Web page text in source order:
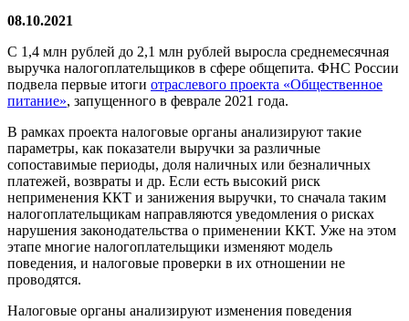
08.10.2021
С 1,4 млн рублей до 2,1 млн рублей выросла среднемесячная
выручка налогоплательщиков в сфере общепита. ФНС России
подвела первые итоги отраслевого проекта «Общественное
питание», запущенного в феврале 2021 года.
В рамках проекта налоговые органы анализируют такие
параметры, как показатели выручки за различные
сопоставимые периоды, доля наличных или безналичных
платежей, возвраты и др. Если есть высокий риск
неприменения ККТ и занижения выручки, то сначала таким
налогоплательщикам направляются уведомления о рисках
нарушения законодательства о применении ККТ. Уже на этом
этапе многие налогоплательщики изменяют модель
поведения, и налоговые проверки в их отношении не
проводятся.
Налоговые органы анализируют изменения поведения